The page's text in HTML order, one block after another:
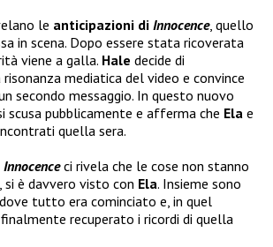
le anticipazioni di Innocence, quello
in scena. Dopo essere stata ricoverata
viene a galla. Hale decide di
mediatica del video e convince
secondo messaggio. In questo nuovo
scusa pubblicamente e afferma che Ela e
quella sera.
Innocenceci rivela che le cose non stanno
è davvero visto con Ela. Insieme sono
tutto era cominciato e, in quel
recuperato i ricordi di quella